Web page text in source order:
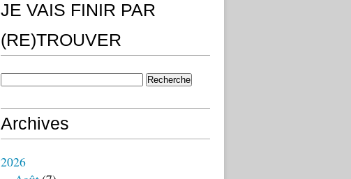
JE VAIS FINIR PAR
(RE)TROUVER
Archives
2026